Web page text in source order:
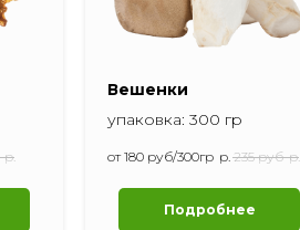
р.
Вешенки
упаковка: 300 гр
от 180 руб/300гр р. 235 руб р.
Подробнее